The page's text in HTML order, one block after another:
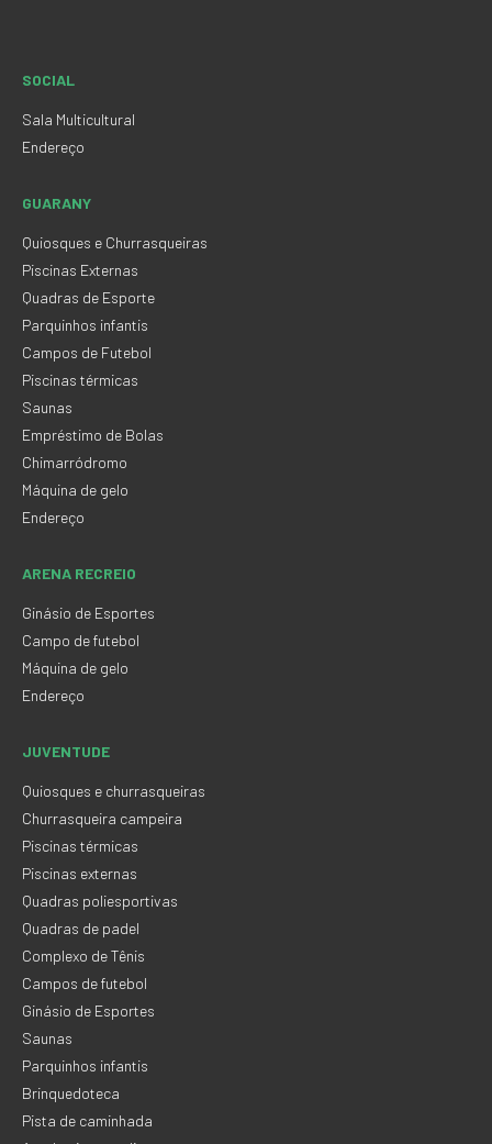
SOCIAL
Sala Multicultural
Endereço
GUARANY
Quiosques e Churrasqueiras
Piscinas Externas
Quadras de Esporte
Parquinhos infantis
Campos de Futebol
Piscinas térmicas
Saunas
Empréstimo de Bolas
Chimarródromo
Máquina de gelo
Endereço
ARENA RECREIO
Ginásio de Esportes
Campo de futebol
Máquina de gelo
Endereço
JUVENTUDE
Quiosques e churrasqueiras
Churrasqueira campeira
Piscinas térmicas
Piscinas externas
Quadras poliesportivas
Quadras de padel
Complexo de Tênis
Campos de futebol
Ginásio de Esportes
Saunas
Parquinhos infantis
Brinquedoteca
Pista de caminhada